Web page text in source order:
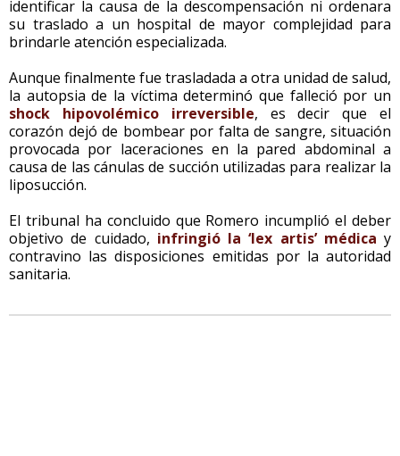
identificar la causa de la descompensación ni ordenara
su traslado a un hospital de mayor complejidad para
brindarle atención especializada.
Aunque finalmente fue trasladada a otra unidad de salud,
la autopsia de la víctima determinó que falleció por un
shock hipovolémico irreversible, es decir que el
corazón dejó de bombear por falta de sangre, situación
provocada por laceraciones en la pared abdominal a
causa de las cánulas de succión utilizadas para realizar la
liposucción.
El tribunal ha concluido que Romero incumplió el deber
objetivo de cuidado, infringió la ‘lex artis’ médica y
contravino las disposiciones emitidas por la autoridad
sanitaria.